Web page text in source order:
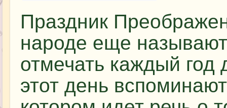
Праздник
народе еще
отмечать каждый год
этот день